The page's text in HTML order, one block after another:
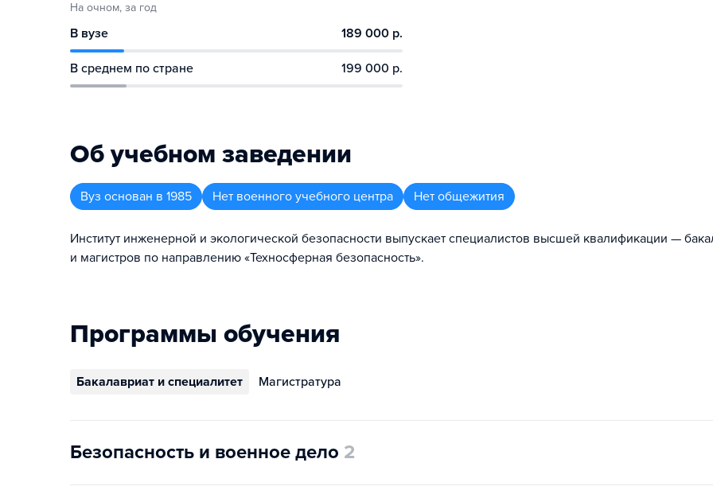
На очном, за год
В вузе 189 000 р.
В среднем по стране 199 000 р.
Об учебном заведении
Вуз основан в 1985 Нет военного учебного центра Нет общежития
Институт инженерной и экологической безопасности выпускает специалистов высшей квалификации —
и магистров по направлению «Техносферная безопасность».
Программы обучения
Бакалавриат и специалитет Магистратура
Безопасность и военное дело 2